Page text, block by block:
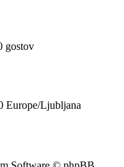
gostov
Europe/Ljubljana